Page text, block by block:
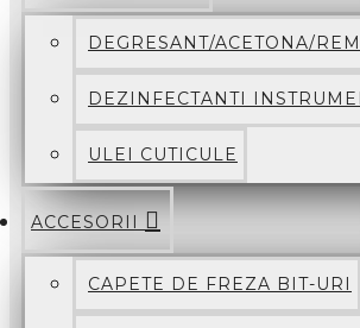
DEGRESANT/ACETONA/
DEZINFECTANTI
ULEI CUTICULE
ACCESORII
CAPETE DE FREZA BIT-URI